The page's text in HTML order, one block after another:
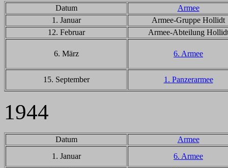
Datum
Armee
1. Januar
Armee-Gruppe Hollidt
12. Februar
Armee-Abteilung
6. März 6. Armee
15. September 1. Panzerarmee
1944
Datum
Armee
1. Januar
6. Armee